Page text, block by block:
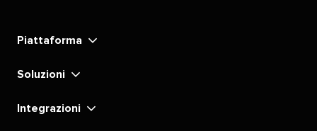
LinkedIn​​
Instagram​​
YouTube​​
TikTok​​
Pinterest​​
Piattaforma​​
Soluzioni​​
Integrazioni​​